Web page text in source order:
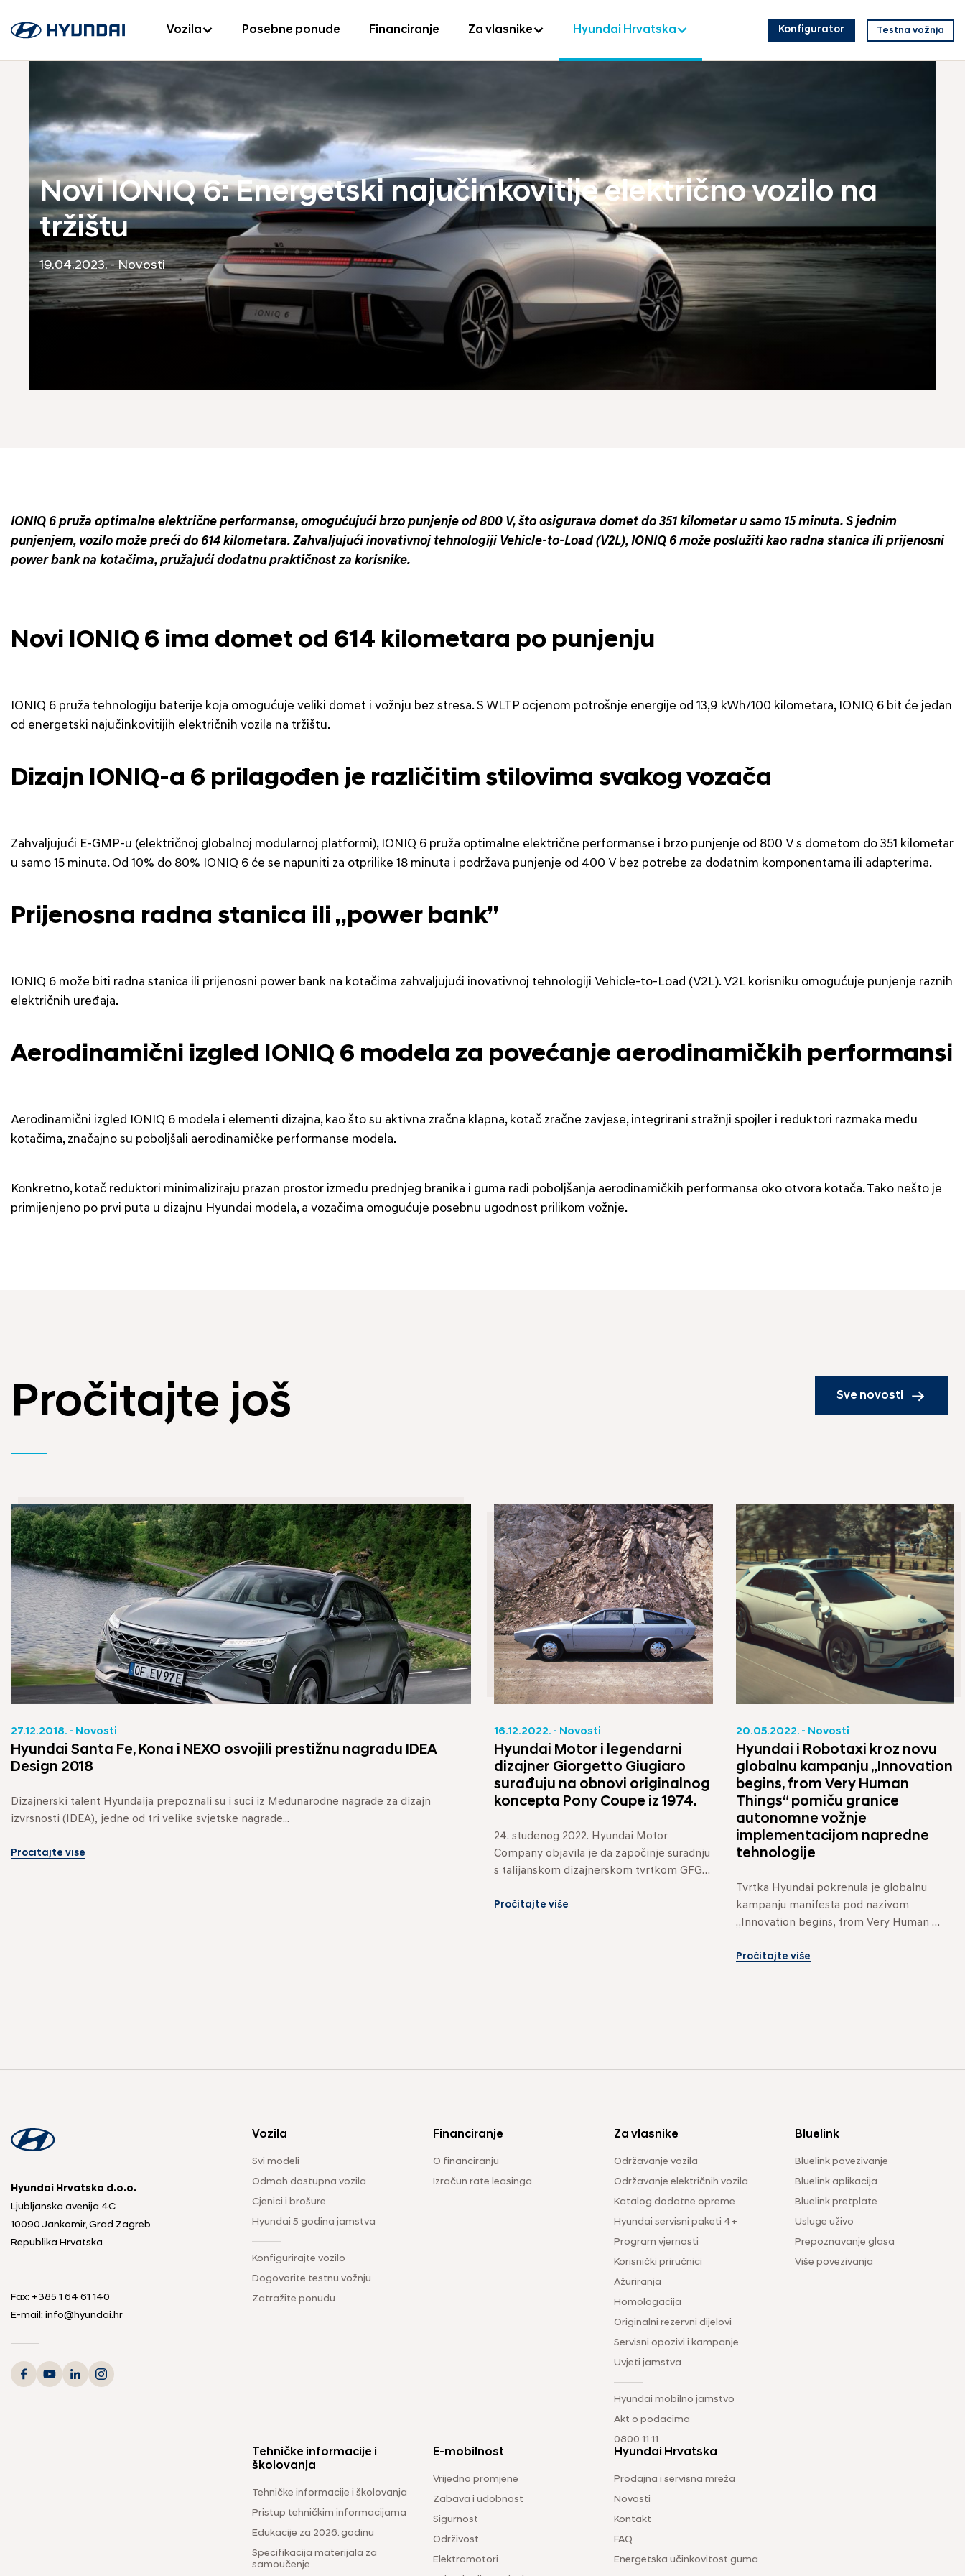
Vozila Posebne ponude Financiranje Za vlasnike Hyundai Hrvatska Konfigurator Testna vožnja
Novi IONIQ 6: Energetski najučinkovitije električno vozilo na
tržištu
19.04.2023. - Novosti
IONIQ 6 pruža optimalne električne performanse, omogućujući brzo punjenje od 800 V, što osigurava domet do 351 kilometar u samo 15 minuta. S jednim
punjenjem, vozilo može preći do 614 kilometara. Zahvaljujući inovativnoj tehnologiji Vehicle-to-Load (V2L), IONIQ 6 može poslužiti kao radna stanica ili prijenosni
power bank na kotačima, pružajući dodatnu praktičnost za korisnike.
Novi IONIQ 6 ima domet od 614 kilometara po punjenju
IONIQ 6 pruža tehnologiju baterije koja omogućuje veliki domet i vožnju bez stresa. S WLTP ocjenom potrošnje energije od 13,9 kWh/100 kilometara, IONIQ 6 bit će jedan
od energetski najučinkovitijih električnih vozila na tržištu.
Dizajn IONIQ-a 6 prilagođen je različitim stilovima svakog vozača
Zahvaljujući E-GMP-u (električnoj globalnoj modularnoj platformi), IONIQ 6 pruža optimalne električne performanse i brzo punjenje od 800 V s dometom do 351 kilometar
u samo 15 minuta. Od 10% do 80% IONIQ 6 će se napuniti za otprilike 18 minuta i podržava punjenje od 400 V bez potrebe za dodatnim komponentama ili adapterima.
Prijenosna radna stanica ili „power bank”
IONIQ 6 može biti radna stanica ili prijenosni power bank na kotačima zahvaljujući inovativnoj tehnologiji Vehicle-to-Load (V2L). V2L korisniku omogućuje punjenje raznih
električnih uređaja.
Aerodinamični izgled IONIQ 6 modela za povećanje aerodinamičkih performansi
Aerodinamični izgled IONIQ 6 modela i elementi dizajna, kao što su aktivna zračna klapna, kotač zračne zavjese, integrirani stražnji spojler i reduktori razmaka među
kotačima, značajno su poboljšali aerodinamičke performanse modela.
Konkretno, kotač reduktori minimaliziraju prazan prostor između prednjeg branika i guma radi poboljšanja aerodinamičkih performansa oko otvora kotača. Tako nešto je
primijenjeno po prvi puta u dizajnu Hyundai modela, a vozačima omogućuje posebnu ugodnost prilikom vožnje.
Pročitajte još Sve novosti
27.12.2018. - Novosti
Hyundai Santa Fe, Kona i NEXO osvojili prestižnu nagradu IDEA
Design 2018
Dizajnerski talent Hyundaija prepoznali su i suci iz Međunarodne nagrade za dizajn
izvrsnosti (IDEA), jedne od tri velike svjetske nagrade...
Pročitajte više
16.12.2022. - Novosti
Hyundai Motor i legendarni
dizajner Giorgetto Giugiaro
surađuju na obnovi originalnog
koncepta Pony Coupe iz 1974.
24. studenog 2022. Hyundai Motor
Company objavila je da započinje suradnju
s talijanskom dizajnerskom tvrtkom GFG
Pročitajte više
20.05.2022. - Novosti
Hyundai i Robotaxi kroz novu
globalnu kampanju „Innovation
begins, from Very Human
Things“ pomiču granice
autonomne vožnje
implementacijom napredne
tehnologije
Tvrtka Hyundai pokrenula je globalnu
kampanju manifesta pod nazivom
„Innovation begins, from Very Human
inovativnu...
Pročitajte više
Hyundai Hrvatska d.o.o.
Ljubljanska avenija 4C
10090 Jankomir, Grad Zagreb
Republika Hrvatska
Fax: +385 1 64 61 140
E-mail: info@hyundai.hr
Vozila
Svi modeli
Odmah dostupna vozila
Cjenici i brošure
Hyundai 5 godina jamstva
Konfigurirajte vozilo
Dogovorite testnu vožnju
Zatražite ponudu
Financiranje
O financiranju
Izračun rate leasinga
Za vlasnike
Održavanje vozila
Održavanje električnih vozila
Katalog dodatne opreme
Hyundai servisni paketi 4+
Program vjernosti
Korisnički priručnici
Ažuriranja
Homologacija
Originalni rezervni dijelovi
Servisni opozivi i kampanje
Uvjeti jamstva
Hyundai mobilno jamstvo
Akt o podacima
0800 11 11
Bluelink
Bluelink povezivanje
Bluelink aplikacija
Bluelink pretplate
Usluge uživo
Prepoznavanje glasa
Više povezivanja
Tehničke informacije i
školovanja
Tehničke informacije i školovanja
Pristup tehničkim informacijama
Edukacije za 2026. godinu
Specifikacija materijala za
samoučenje
E-mobilnost
Vrijedno promjene
Zabava i udobnost
Sigurnost
Održivost
Elektromotori
Hyundai Hrvatska
Prodajna i servisna mreža
Novosti
Kontakt
FAQ
Energetska učinkovitost guma